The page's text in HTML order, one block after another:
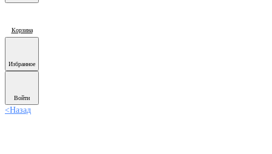
Корзина
Избранное
Войти
<Назад